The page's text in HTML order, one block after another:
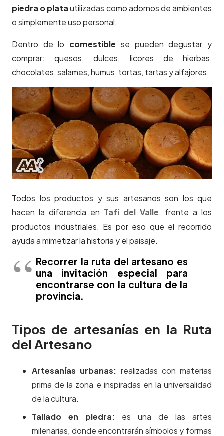
piedra o platautilizadas como adornos de ambientes
o simplemente uso personal.
Dentro de lo comestible se pueden degustar y
comprar: quesos, dulces, licores de hierbas,
chocolates, salames, humus, tortas, tartas y alfajores.
Todos los productos y sus artesanos son los que
hacen la diferencia en Tafí del Valle, frente a los
productos industriales. Es por eso que el recorrido
ayuda a mimetizar la historia y el paisaje.
Recorrer la ruta del artesano es
una invitación especial para
encontrarse con la cultura de la
provincia.
Tipos de artesanías en la Ruta
del Artesano
Artesanías urbanas: realizadas con materias
prima de la zona e inspiradas en la universalidad
de la cultura.
Tallado en piedra: es una de las artes
milenarias, donde encontrarán símbolos y formas